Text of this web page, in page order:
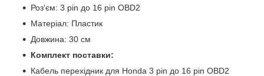
Роз'єм: 3 pin до 16 pin OBD2
Матеріал: Пластик
Довжина: 30 см
Комплект поставки:
Кабель перехідник для Honda 3 pin до 16 pin OBD2